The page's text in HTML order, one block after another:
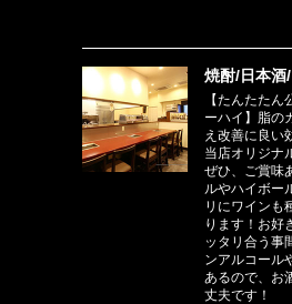
焼酎/日本酒
【たんたたん
ーハイ】脂の
え改善に良い
当店オリジナ
ぜひ、ご賞味
ルやハイボー
リにワインも
ります！お好
ッタリ合う事
ンアルコール
あるので、お
丈夫です！